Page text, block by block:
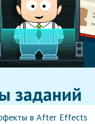
заданий
в After Effects